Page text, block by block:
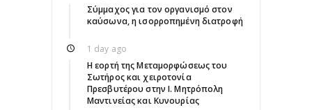
Σύμμαχος για τον οργανισμό στον
καύσωνα, η ισορροπημένη διατροφή
1 day ago
Η εορτή της Μεταμορφώσεως του
Σωτήρος και χειροτονία
Πρεσβυτέρου στην Ι. Μητρόπολη
Μαντινείας και Κυνουρίας